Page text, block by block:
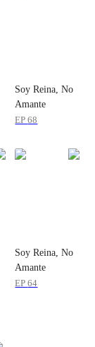
Soy Reina, No
Amante
EP68
Soy Reina, No
Amante
EP64